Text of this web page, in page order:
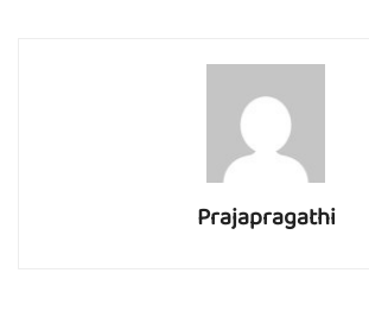
Prajapragathi